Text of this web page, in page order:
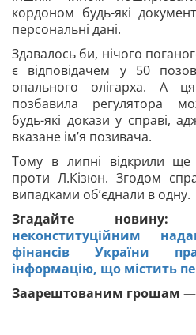
кордоном будь-які
персональні дані.
Здавалось би, нічого
є відповідачем у 50
опального олігарха. А
позбавила регулятора
будь-які докази у справі,
вказане ім’я позивача.
Тому в липні відкрили
проти Л.Кізюн. Згодом
випадками об’єднали в одну.
Згадайте
неконституційним
фінансів України
інформацію, що містить
Заарештованим грошам